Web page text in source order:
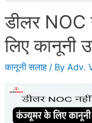
डीलर NOC
लिए कानूनी
कानूनी सलाह/ By Adv.